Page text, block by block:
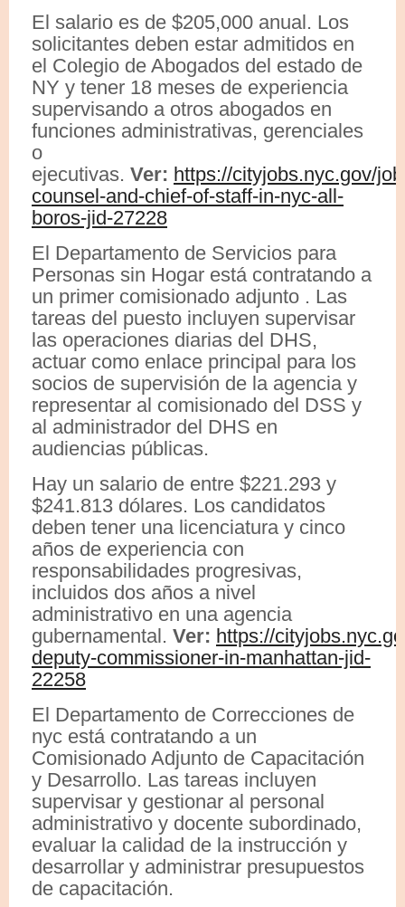
El salario es de $205,000 anual. Los
solicitantes deben estar admitidos en
el Colegio de Abogados del estado de
NY y tener 18 meses de experiencia
supervisando a otros abogados en
funciones administrativas, gerenciales
o
ejecutivas. Ver: https://cityjobs.nyc.gov/
counsel-and-chief-of-staff-in-nyc-all-
boros-jid-27228
El Departamento de Servicios para
Personas sin Hogar está contratando a
un primer comisionado adjunto . Las
tareas del puesto incluyen supervisar
las operaciones diarias del DHS,
actuar como enlace principal para los
socios de supervisión de la agencia y
representar al comisionado del DSS y
al administrador del DHS en
audiencias públicas.
Hay un salario de entre $221.293 y
$241.813 dólares. Los candidatos
deben tener una licenciatura y cinco
años de experiencia con
responsabilidades progresivas,
incluidos dos años a nivel
administrativo en una agencia
gubernamental. Ver: https://
deputy-commissioner-in-manhattan-jid-
22258
El Departamento de Correcciones de
nyc está contratando a un
Comisionado Adjunto de Capacitación
y Desarrollo. Las tareas incluyen
supervisar y gestionar al personal
administrativo y docente subordinado,
evaluar la calidad de la instrucción y
desarrollar y administrar presupuestos
de capacitación.